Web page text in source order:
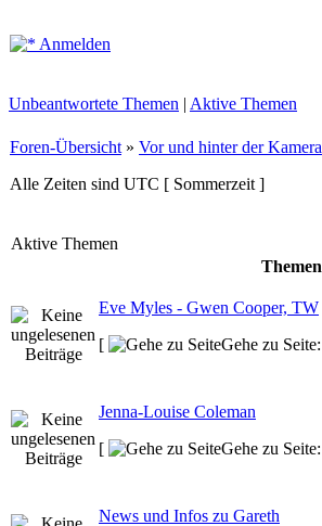
Anmelden
Unbeantwortete Themen | Aktive Themen
Foren-Übersicht » Vor und hinter der Kamera
Alle Zeiten sind UTC [ Sommerzeit ]
Aktive Themen
Themen
Eve Myles - Gwen Cooper, TW
[
Gehe zu Seite:
Jenna-Louise Coleman
[
Gehe zu Seite:
News und Infos zu Gareth